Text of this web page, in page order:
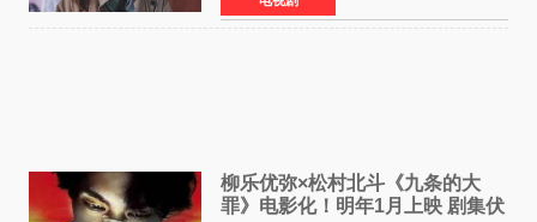
是孔晓振继《毛骨
柳乐优弥×松村北斗《九条的大
罪》电影化！明年1月上映 剧集伏